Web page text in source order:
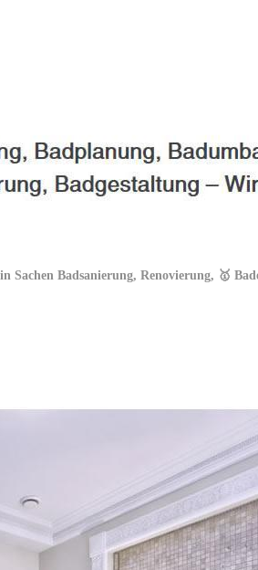
Badsanierung, Renovierung, 🥇